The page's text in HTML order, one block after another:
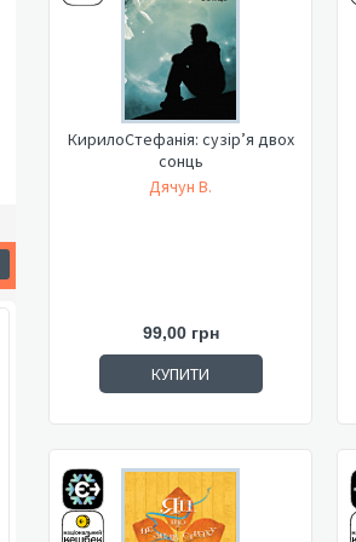
КирилоCтефанія: сузір’я двох
сонць
Дячун В.
99,00 грн
КУПИТИ